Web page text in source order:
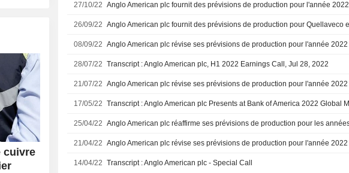
27/10/22 Anglo American plc fournit des prévisions de production pour l'année 2022
26/09/22
08/09/22 Anglo American plc révise ses prévisions de production pour l'année 2022
28/07/22 Transcript : Anglo American plc, H1 2022 Earnings Call, Jul 28, 2022
21/07/22 Anglo American plc révise ses prévisions de production pour l'année 2022
17/05/22
25/04/22
21/04/22 Anglo American plc révise ses prévisions de production pour l'année 2022
14/04/22 Transcript : Anglo American plc - Special Call
cuivre